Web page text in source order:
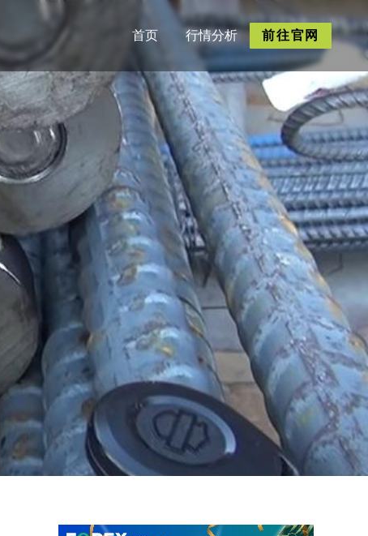
首页 行情分析 前往官网